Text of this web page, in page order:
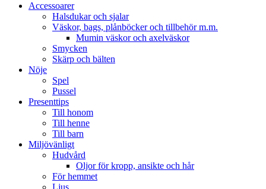
Accessoarer
Halsdukar och sjalar
Väskor, bags, plånböcker och tillbehör m.m.
Mumin väskor och axelväskor
Smycken
Skärp och bälten
Nöje
Spel
Pussel
Presenttips
Till honom
Till henne
Till barn
Miljövänligt
Hudvård
Oljor för kropp, ansikte och hår
För hemmet